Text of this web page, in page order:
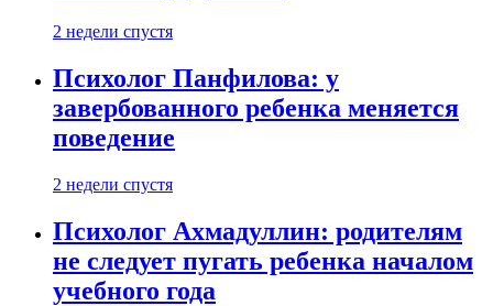
2 недели спустя
Психолог Панфилова: у
завербованного ребенка меняется
поведение
2 недели спустя
Психолог Ахмадуллин: родителям
не следует пугать ребенка началом
учебного года